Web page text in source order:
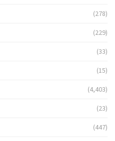
(278)
(229)
(33)
(15)
(4,403)
(23)
(447)